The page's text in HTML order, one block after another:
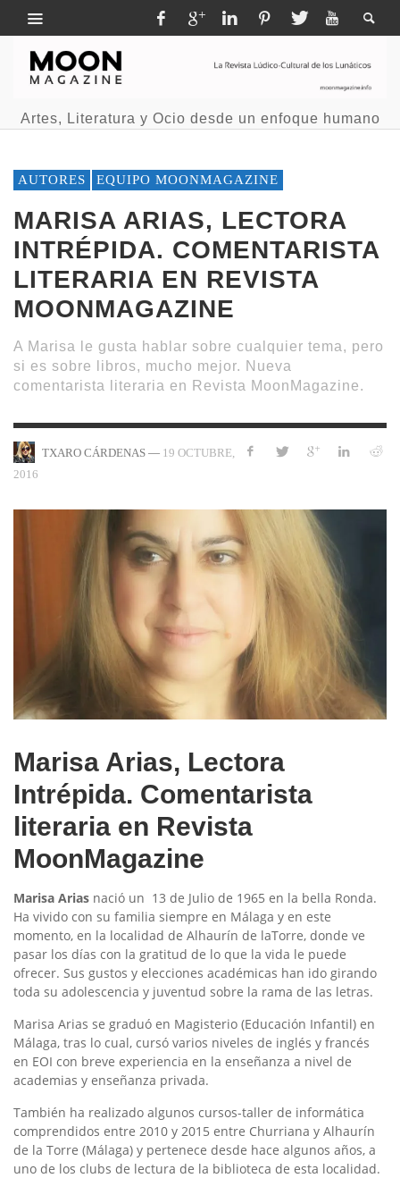
Artes, Literatura y Ocio desde un enfoque humano
AUTORES EQUIPO MOONMAGAZINE
MARISA ARIAS, LECTORA
INTRÉPIDA. COMENTARISTA
LITERARIA EN REVISTA
MOONMAGAZINE
A Marisa le gusta hablar sobre cualquier tema, pero
si es sobre libros, mucho mejor. Nueva
comentarista literaria en Revista MoonMagazine.
TXARO CÁRDENAS — 19 OCTUBRE,
2016
Marisa Arias, Lectora
Intrépida. Comentarista
literaria en Revista
MoonMagazine
Marisa Arias nació un 13 de Julio de 1965 en la bella Ronda.
Ha vivido con su familia siempre en Málaga y en este
momento, en la localidad de Alhaurín de laTorre, donde ve
pasar los días con la gratitud de lo que la vida le puede
ofrecer. Sus gustos y elecciones académicas han ido girando
toda su adolescencia y juventud sobre la rama de las letras.
Marisa Arias se graduó en Magisterio (Educación Infantil) en
Málaga, tras lo cual, cursó varios niveles de inglés y francés
en EOI con breve experiencia en la enseñanza a nivel de
academias y enseñanza privada.
También ha realizado algunos cursos-taller de informática
comprendidos entre 2010 y 2015 entre Churriana y Alhaurín
de la Torre (Málaga) y pertenece desde hace algunos años, a
uno de los clubs de lectura de la biblioteca de esta localidad.